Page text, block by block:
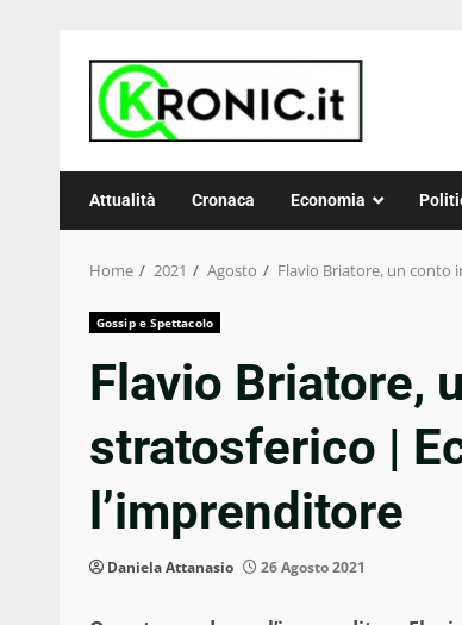
content
Attualità Cronaca Economia
Home 2021 Agosto Flavio Briatore, un conto
Gossip e Spettacolo
Flavio Briatore,
stratosferico |
l’imprenditore
Daniela Attanasio 26 Agosto 2021